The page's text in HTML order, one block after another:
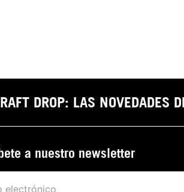
DROP: LAS NOVEDADES
a nuestro newsletter